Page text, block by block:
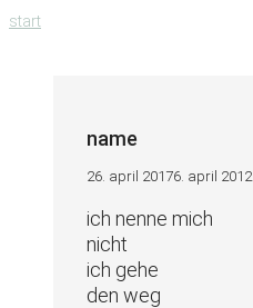
zum
start
name
26. april 20176. april 2012
ich nenne mich
nicht
ich gehe
den weg